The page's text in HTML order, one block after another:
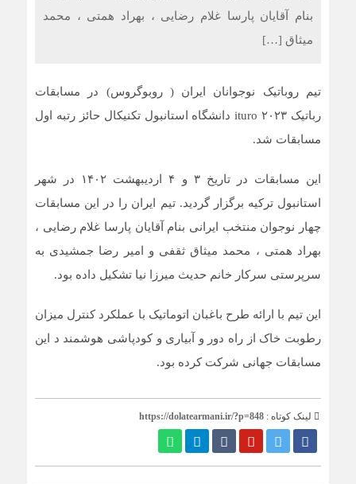
بنام آقایان پارسا غلام رضایی ، بهراد همتی ، محمد
میثاق […]
تیم روباتیک نوجوانان ایران ( روبوگروس) در مسابقات
رباتیک ituro ۲۰۲۳ دانشگاه استانبول تکنیکال حائز رتبه اول
مسابقات شد.
این مسابقات در تاریخ ۳ و ۴ اردیبهشت ۱۴۰۲ در شهر
استانبول ترکیه برگزار گردید. تیم ایران را در این مسابقات
چهار نوجوان منتخب ایرانی بنام آقایان پارسا غلام رضایی ،
بهراد همتی ، محمد میثاق ثقفی و امیر رضا جمشیدی به
سرپرستی سرکار خانم حدیث میرزا نیا تشکیل داده بود.
این تیم با ارائه طرح باغبان اتوماتیک با عملکرد کنترل میزان
رطوبت خاک از راه دور و آبیاری و کودپاشی هوشمند د این
مسابقات جهانی شرکت کرده بود.
لینک کوتاه : https://dolatearmani.ir/?p=848